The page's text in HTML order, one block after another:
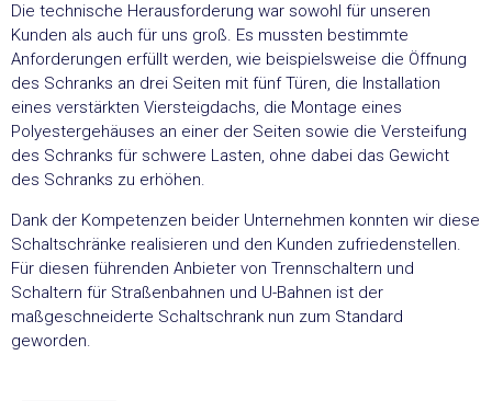
Die technische Herausforderung war sowohl für unseren
Kunden als auch für uns groß. Es mussten bestimmte
Anforderungen erfüllt werden, wie beispielsweise die Öffnung
des Schranks an drei Seiten mit fünf Türen, die Installation
eines verstärkten Viersteigdachs, die Montage eines
Polyestergehäuses an einer der Seiten sowie die Versteifung
des Schranks für schwere Lasten, ohne dabei das Gewicht
des Schranks zu erhöhen.
Dank der Kompetenzen beider Unternehmen konnten wir diese
Schaltschränke realisieren und den Kunden zufriedenstellen.
Für diesen führenden Anbieter von Trennschaltern und
Schaltern für Straßenbahnen und U-Bahnen ist der
maßgeschneiderte Schaltschrank nun zum Standard
geworden.